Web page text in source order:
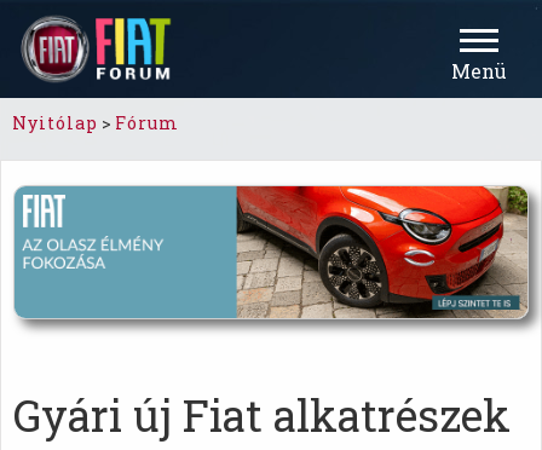
Menü
Nyitólap > Fórum
Gyári új Fiat alkatrészek